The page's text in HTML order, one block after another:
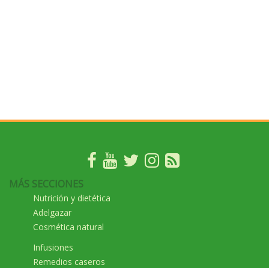
MÁS SECCIONES
Nutrición y dietética
Adelgazar
Cosmética natural
Infusiones
Remedios caseros